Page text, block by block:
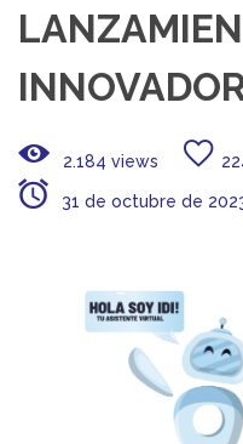
2.184 views
31 de octubre de